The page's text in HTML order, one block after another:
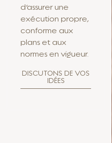
d’assurer une
exécution propre,
conforme aux
plans et aux
normes en vigueur.
DISCUTONS DE VOS
IDÉES